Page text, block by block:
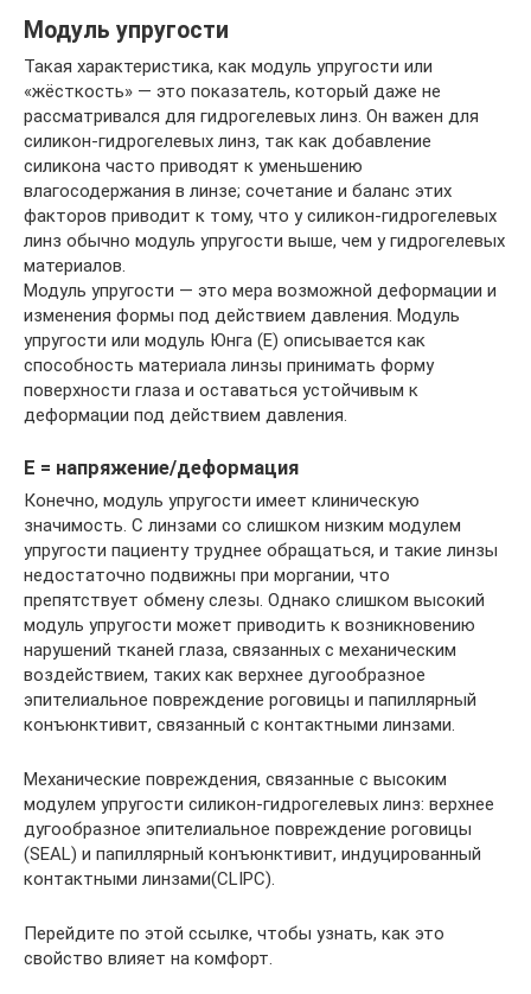
Модуль упругости
Такая характеристика, как модуль упругости или
«жёсткость» — это показатель, который даже не
рассматривался для гидрогелевых линз. Он важен для
силикон-гидрогелевых линз, так как добавление
силикона часто приводят к уменьшению
влагосодержания в линзе; сочетание и баланс этих
факторов приводит к тому, что у силикон-гидрогелевых
линз обычно модуль упругости выше, чем у гидрогелевых
материалов.
Модуль упругости — это мера возможной деформации и
изменения формы под действием давления. Модуль
упругости или модуль Юнга (Е) описывается как
способность материала линзы принимать форму
поверхности глаза и оставаться устойчивым к
деформации под действием давления.
Е = напряжение/деформация
Конечно, модуль упругости имеет клиническую
значимость. С линзами со слишком низким модулем
упругости пациенту труднее обращаться, и такие линзы
недостаточно подвижны при моргании, что
препятствует обмену слезы. Однако слишком высокий
модуль упругости может приводить к возникновению
нарушений тканей глаза, связанных с механическим
воздействием, таких как верхнее дугообразное
эпителиальное повреждение роговицы и папиллярный
конъюнктивит, связанный с контактными линзами.
Механические повреждения, связанные с высоким
модулем упругости силикон-гидрогелевых линз: верхнее
дугообразное эпителиальное повреждение роговицы
(SEAL) и папиллярный конъюнктивит, индуцированный
контактными линзами(CLIPC).
Перейдите по этой ссылке, чтобы узнать, как это
свойство влияет на комфорт.